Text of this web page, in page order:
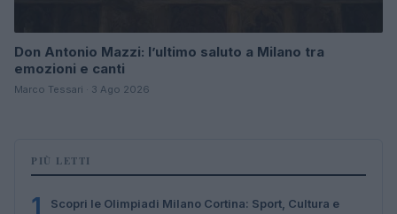
Don Antonio Mazzi: l’ultimo saluto a Milano tra
emozioni e canti
Marco Tessari · 3 Ago 2026
PIÙ LETTI
1
Scopri le Olimpiadi Milano Cortina: Sport, Cultura e